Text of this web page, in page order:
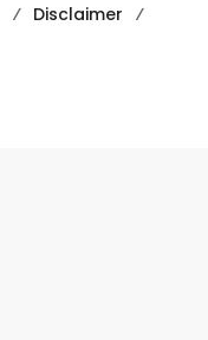
Disclaimer